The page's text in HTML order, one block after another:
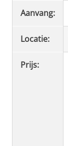
Aanvang:
Locatie:
Prijs: